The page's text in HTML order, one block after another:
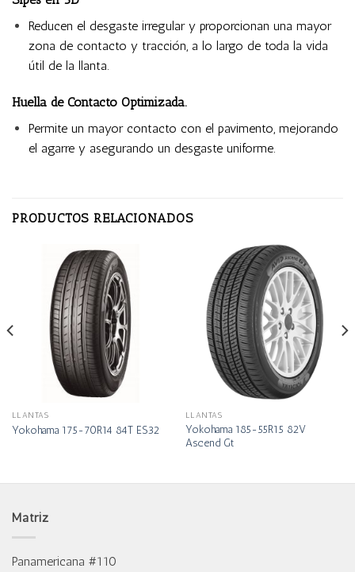
Reducen el desgaste irregular y proporcionan una mayor
zona de contacto y tracción, a lo largo de toda la vida
útil de la llanta.
Huella de Contacto Optimizada.
Permite un mayor contacto con el pavimento, mejorando
el agarre y asegurando un desgaste uniforme.
PRODUCTOS RELACIONADOS
LLANTAS
Yokohama 175-70R14 84T ES32
LLANTAS
Yokohama 185-55R15 82V
Ascend Gt
Matriz
Panamericana #110